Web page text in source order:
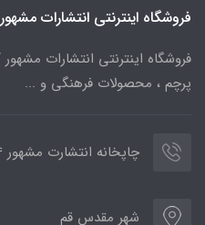
فروشگاه اینترنتی انتشارات مشهور
فروشگاه اینترنتی انتشارات
پرچم ، محصولات فرهنگی و ...
چاپخانه انتشارت مشهور 09386774004
شهر مقدس قم